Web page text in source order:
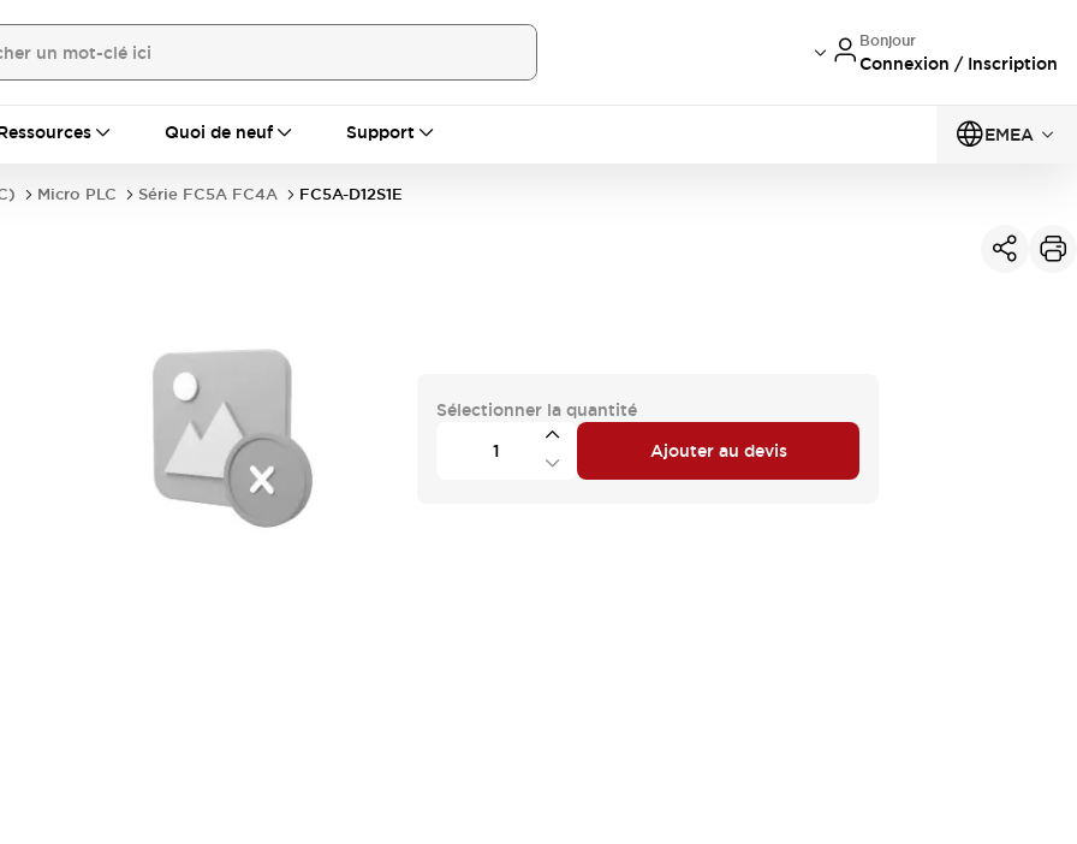
Bonjour
Connexion / Inscription
Quoi de neuf Support EMEA
Micro PLC Série FC5A FC4A FC5A-D12S1E
Sélectionner la quantité
Ajouter au devis